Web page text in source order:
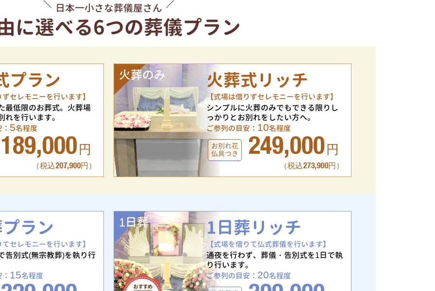
日本一小さな葬儀屋さん
に選べる6つの葬儀プラン
プラン
セレモニーを行います】
最低限のお葬式。火葬場
れを行います。
5名程度
189,000 円
（税込207,900円）
火葬のみ 火葬式リッチ
【式場は借りずセレモニーを行います】
シンプルに火葬のみでもできる限りし
っかりとお別れをしたい方へ。
ご参列の目安： 10名程度
お別れ花
仏具つき
249,000 円
（税込273,900円）
ラン
セレモニーを行います】
告別式(無宗教葬)を執り行
15名程度
1日葬 1日葬リッチ
【式場を借りて仏式葬儀を行います】
通夜を行わず、葬儀・告別式を1日で執
り行います。
ご参列の目安： 20名程度